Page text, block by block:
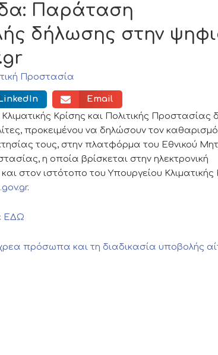
Παράταση
δήλωσης στην
Προστασία
Email
Κρίσης και Πολιτικής Προστασίας
προκειμένου να δηλώσουν τον
τους, στην πλατφόρμα του Εθνικού
η οποία βρίσκεται στην ηλεκτρονική
στον ιστότοπο του Υπουργείου Κλιματικής
.
ΕΔΩ
πρόσωπα και τη διαδικασία υποβολής